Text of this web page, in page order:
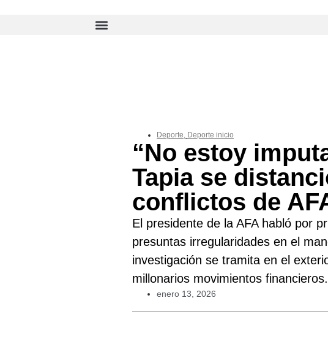
Deporte, Deporte inicio
“No estoy
Tapia se
conflictos de
El presidente de la AFA habló por
presuntas irregularidades en el
investigación se tramita en el
millonarios movimientos financieros.
enero 13, 2026